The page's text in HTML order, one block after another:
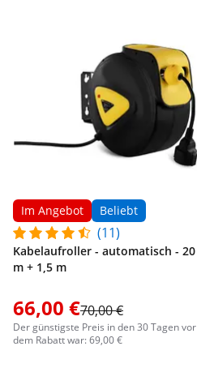
Im Angebot Beliebt
(11)
Kabelaufroller - automatisch - 20
m + 1,5 m
66,00 €70,00 €
Der günstigste Preis in den 30 Tagen vor
dem Rabatt war: 69,00 €